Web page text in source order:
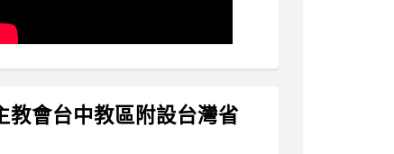
教會台中教區附設台灣省